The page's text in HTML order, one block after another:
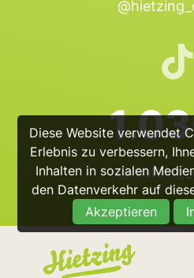
Diese Website verwendet
Erlebnis zu verbessern,
Inhalten in sozialen
den Datenverkehr auf
Akzeptieren